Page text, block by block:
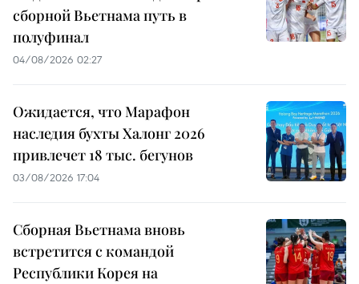
сборной Вьетнама путь в
полуфинал
04/08/2026 02:27
Ожидается, что Марафон
наследия бухты Халонг 2026
привлечет 18 тыс. бегунов
03/08/2026 17:04
Сборная Вьетнама вновь
встретится с командой
Республики Корея на